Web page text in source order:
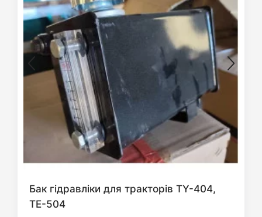
Бак гідравліки для тракторів TY-404,
TE-504